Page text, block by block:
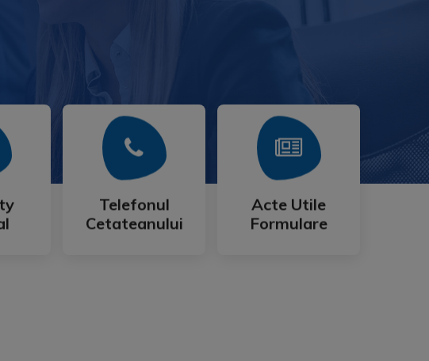
Telefonul
Cetateanului
Telefonul
Cetateanului
Mai Mult
Acte Utile
Formulare
Acte Utile
Formulare
Mai Mult